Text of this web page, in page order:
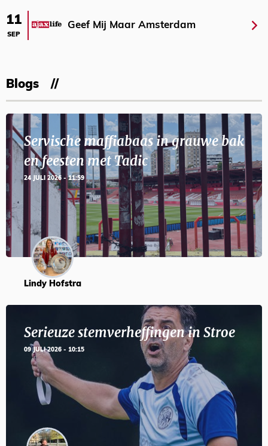
11
SEP
Geef Mij Maar Amsterdam
Blogs
Servische maffiabaas in grauwe bak
en feesten met Tadic
24 JULI 2026 - 11:59
Lindy Hofstra
Serieuze stemverheffingen in Stroe
09 JULI 2026 - 10:15